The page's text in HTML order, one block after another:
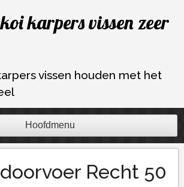
karpers vissen zeer
vissen houden met het
Hoofdmenu
Recht 50